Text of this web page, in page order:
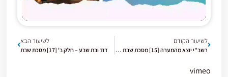
לשיעור הקודם
רשב"י יוצא מהמערה [15] מסכת שבת (ל"ג בעומר)
לשיעור הבא
דוד ובת שבע – חלק ב' [17] מסכת שבת
vimeo